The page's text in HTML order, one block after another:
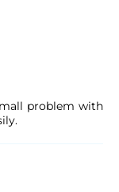
problem with